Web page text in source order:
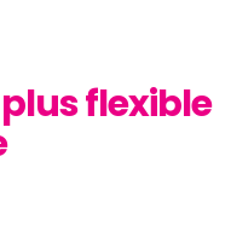
flexible